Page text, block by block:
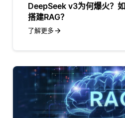
DeepSeek v3为何爆火？
搭建RAG？
了解更多